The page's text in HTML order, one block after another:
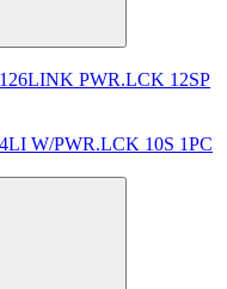
PWR.LCK 12SP